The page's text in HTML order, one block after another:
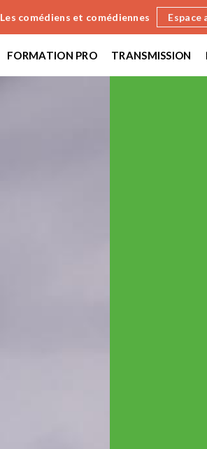
Les comédiens et comédiennes Espace
FORMATION PRO TRANSMISSION